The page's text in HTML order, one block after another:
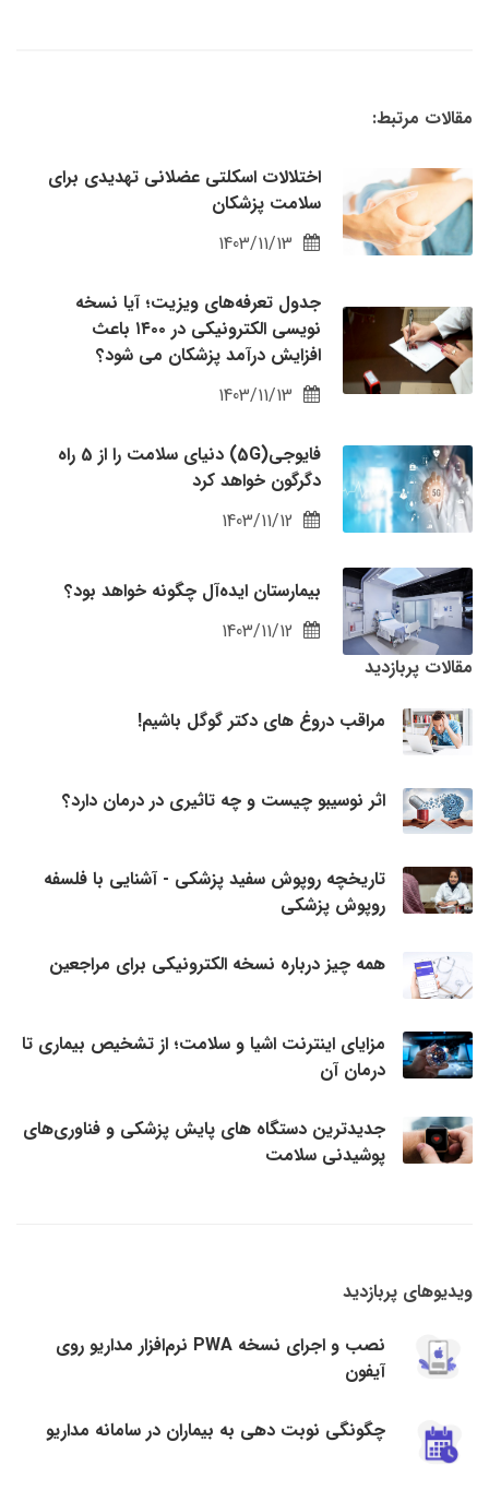
مقالات مرتبط:
اختلالات اسکلتی عضلانی تهدیدی برای
سلامت پزشکان
جدول تعرفه‌های ویزیت؛ آیا نسخه
نویسی الکترونیکی در ۱۴۰۰ باعث
افزایش درآمد پزشکان می شود؟
فایوجی(5G) دنیای سلامت را از 5 راه
دگرگون خواهد کرد
بیمارستان ایده‌آل چگونه خواهد بود؟
مقالات پربازدید
مراقب دروغ های دکتر گوگل باشیم!
اثر نوسیبو چیست و چه تاثیری در درمان دارد؟
تاریخچه روپوش سفید پزشکی - آشنایی با فلسفه
روپوش پزشکی
همه چیز درباره نسخه الکترونیکی برای مراجعین
مزایای اینترنت اشیا و سلامت؛ از تشخیص بیماری تا
درمان آن
جدیدترین دستگاه های پایش پزشکی و فناوری‌های
پوشیدنی سلامت
ویدیوهای پربازدید
نصب و اجرای نسخه PWA نرم‌افزار مداریو روی
آیفون
چگونگی نوبت دهی به بیماران در سامانه مداریو